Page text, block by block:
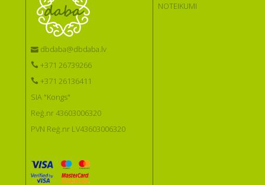
dbdaba@dbdaba.lv
+371 26739266
+371 26136411
SIA "Kongs"
Reģ.nr 43603006320
PVN Reģ.nr LV43603006320
NOTEIKUMI